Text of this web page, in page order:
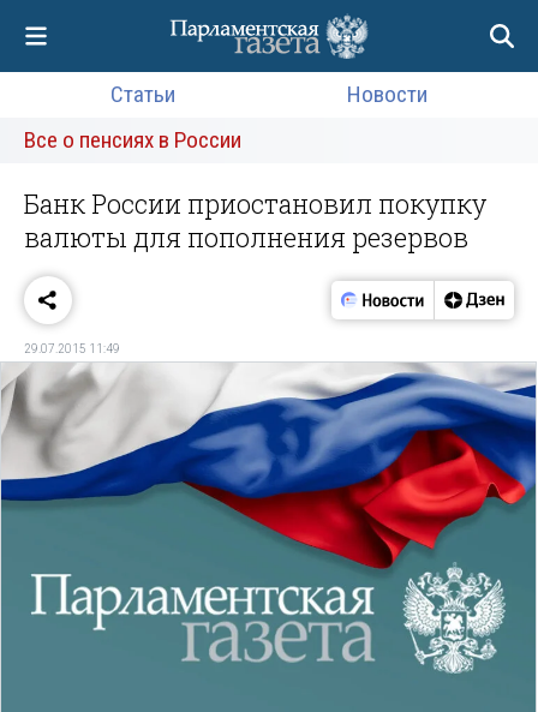
Статьи
Новости
Все о пенсиях в России
Банк России приостановил покупку
валюты для пополнения резервов
29.07.2015 11:49